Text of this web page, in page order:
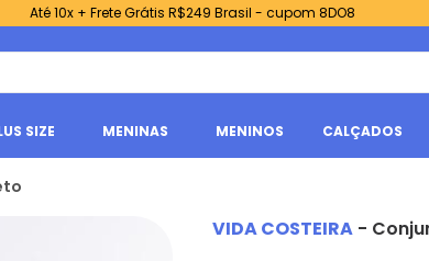
Até 10x + Frete Grátis R$249 Brasil - cupom 8DO8
SIZE MENINAS MENINOS CALÇADOS
VIDA COSTEIRA -